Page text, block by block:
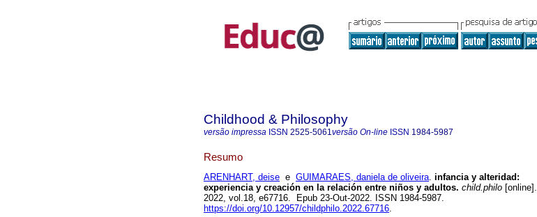
Childhood & Philosophy
versão impressa ISSN 2525-5061versão On-line ISSN 1984-5987
Resumo
ARENHART, deise e GUIMARAES, daniela de oliveira. infancia y alteridad:
experiencia y creación en la relación entre niños y adultos. child.philo [online].
2022, vol.18, e67716. Epub 23-Out-2022. ISSN 1984-5987.
https://doi.org/10.12957/childphilo.2022.67716.